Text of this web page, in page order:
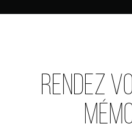
Rendez